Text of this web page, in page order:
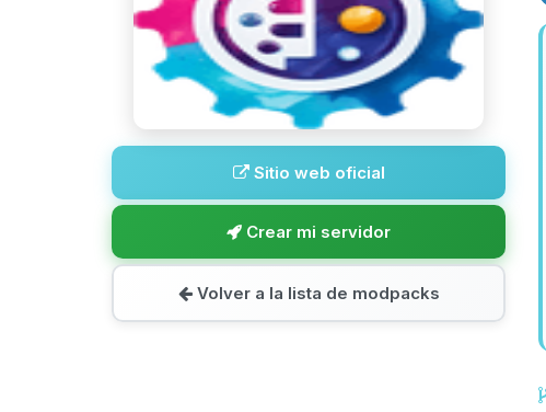
Sitio web oficial
Crear mi servidor
Volver a la lista de modpacks